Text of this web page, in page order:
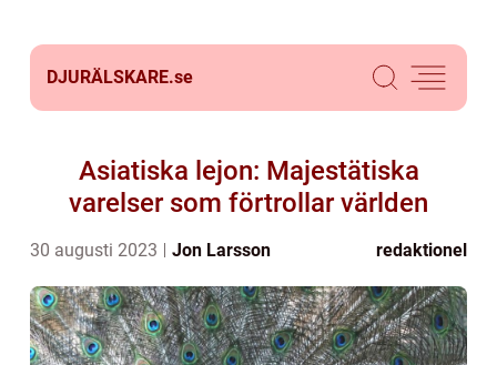
DJURÄLSKARE.se
Asiatiska lejon: Majestätiska
varelser som förtrollar världen
30 augusti 2023 Jon Larsson redaktionel